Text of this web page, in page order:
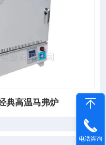
典高温马弗炉
电话咨询